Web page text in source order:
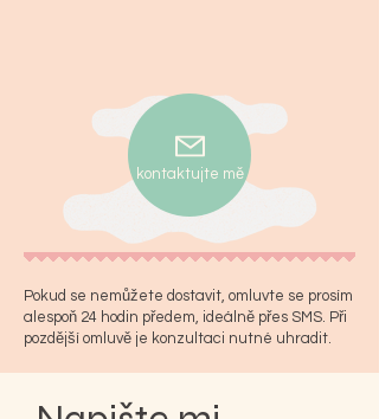
kontaktujte mě
Pokud se nemůžete dostavit, omluvte se prosím
alespoň 24 hodin předem, ideálně přes SMS. Při
pozdější omluvě je konzultaci nutné uhradit.